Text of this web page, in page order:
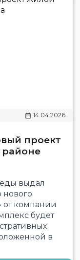
14.04.2026
проект
выдал
нового
от компании
будет
в